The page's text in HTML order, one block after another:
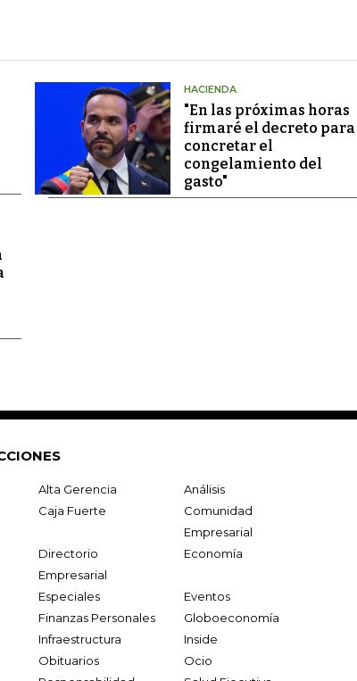
HACIENDA
"En las próximas horas
firmaré el decreto para
concretar el
congelamiento del
gasto"
Alta Gerencia
Análisis
Caja Fuerte
Comunidad
Empresarial
Directorio
Empresarial
Economía
Especiales
Eventos
Finanzas Personales
Globoeconomía
Infraestructura
Inside
Obituarios
Ocio